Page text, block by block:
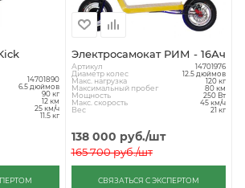
14701890
6.5 дюймов
90 кг
12 км
25 км/ч
11.5 кг
Электросамокат РИМ - 16Ач
Артикул 14701976
Диаметр колес 12.5 дюймов
Макс. нагрузка 120 кг
Максимальный пробег 80 км
Мощность 250 Вт
Макс. скорость 45 км/ч
Вес 21 кг
138 000 руб./шт
165 700руб./шт
СВЯЗАТЬСЯ С ЭКСПЕРТОМ